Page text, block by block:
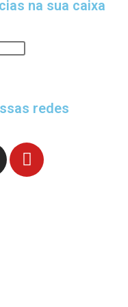
na sua caixa
redes